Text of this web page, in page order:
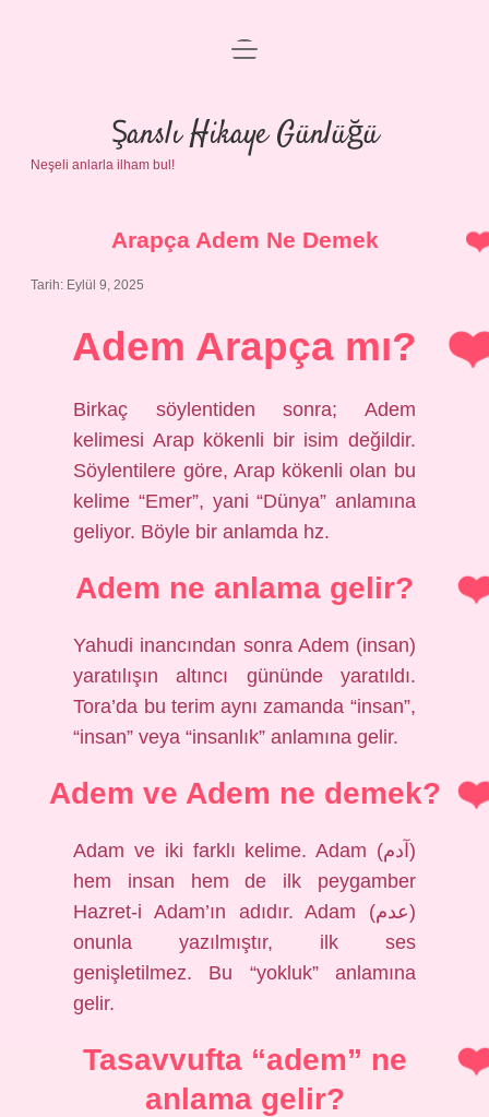
Anasayfa
Gizlilik Politikası
menüyü
Şanslı Hikaye Günlüğü
Neşeli anlarla ilham bul!
Arapça Adem Ne Demek
Tarih: Eylül 9, 2025
Adem Arapça mı?
Birkaç söylentiden sonra; Adem
kelimesi Arap kökenli bir isim değildir.
Söylentilere göre, Arap kökenli olan bu
kelime “Emer”, yani “Dünya” anlamına
geliyor. Böyle bir anlamda hz.
Adem ne anlama gelir?
Yahudi inancından sonra Adem (insan)
yaratılışın altıncı gününde yaratıldı.
Tora’da bu terim aynı zamanda “insan”,
“insan” veya “insanlık” anlamına gelir.
Adem ve Adem ne demek?
Adam ve iki farklı kelime. Adam (آدم)
hem insan hem de ilk peygamber
Hazret-i Adam’ın adıdır. Adam (عدم)
onunla yazılmıştır, ilk ses
genişletilmez. Bu “yokluk” anlamına
gelir.
Tasavvufta “adem” ne
anlama gelir?